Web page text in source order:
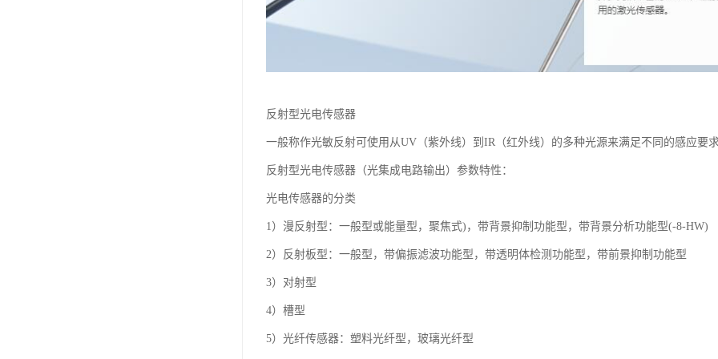
反射型光电传感器
一般称作光敏反射可使用从UV（紫外线）到IR（红外线）的多种光源来满足不同的感应要
反射型光电传感器（光集成电路输出）参数特性：
光电传感器的分类
1）漫反射型：一般型或能量型，聚焦式)，带背景抑制功能型，带背景分析功能型(-8-HW)
2）反射板型：一般型，带偏振滤波功能型，带透明体检测功能型，带前景抑制功能型
3）对射型
4）槽型
5）光纤传感器：塑料光纤型，玻璃光纤型